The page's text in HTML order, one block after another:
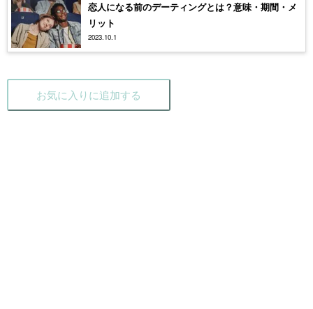
恋人になる前のデーティングとは？意味・期間・メ
リット
2023.10.1
お気に入りに追加する